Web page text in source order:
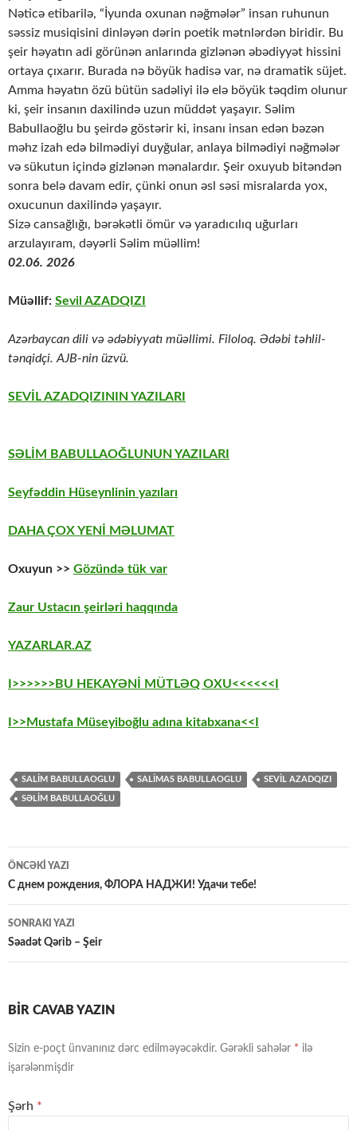
Nəticə etibarilə, “İyunda oxunan nəğmələr” insan ruhunun
səssiz musiqisini dinləyən dərin poetik mətnlərdən biridir. Bu
şeir həyatın adi görünən anlarında gizlənən əbədiyyət hissini
ortaya çıxarır. Burada nə böyük hadisə var, nə dramatik süjet.
Amma həyatın özü bütün sadəliyi ilə elə böyük təqdim olunur
ki, şeir insanın daxilində uzun müddət yaşayır. Səlim
Babullaoğlu bu şeirdə göstərir ki, insanı insan edən bəzən
məhz izah edə bilmədiyi duyğular, anlaya bilmədiyi nəğmələr
və sükutun içində gizlənən mənalardır. Şeir oxuyub bitəndən
sonra belə davam edir, çünki onun əsl səsi misralarda yox,
oxucunun daxilində yaşayır.
Sizə cansağlığı, bərəkətli ömür və yaradıcılıq uğurları
arzulayıram, dəyərli Səlim müəllim!
02.06. 2026
Müəllif: Sevil AZADQIZI
Azərbaycan dili və ədəbiyyatı müəllimi. Filoloq. Ədəbi təhlil-
tənqidçi. AJB-nin üzvü.
SEVİL AZADQIZININ YAZILARI
SƏLİM BABULLAOĞLUNUN YAZILARI
Seyfəddin Hüseynlinin yazıları
DAHA ÇOX YENİ MƏLUMAT
Oxuyun >> Gözündə tük var
Zaur Ustacın şeirləri haqqında
YAZARLAR.AZ
I>>>>>>BU HEKAYƏNİ MÜTLƏQ OXU<<<<<<I
I>>Mustafa Müseyiboğlu adına kitabxana<<I
SALIM BABULLAOGLU SALIMAS BABULLAOGLU SEVIL AZADQIZI
SƏLİM BABULLAOĞLU
Yazılar
üzrə
naviqasiya
ÖNCƏKI YAZI
С днем рождения, ФЛОРА НАДЖИ! Удачи тебе!
SONRAKI YAZI
Səadət Qərib – Şeir
BIR CAVAB YAZIN
Sizin e-poçt ünvanınız dərc edilməyəcəkdir. Gərəkli sahələr * ilə
işarələnmişdir
Şərh *